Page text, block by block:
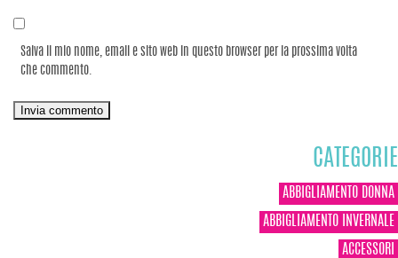
Salva il mio nome, email e sito web in questo browser per la prossima volta
che commento.
CATEGORIE
ABBIGLIAMENTO DONNA
ABBIGLIAMENTO INVERNALE
ACCESSORI